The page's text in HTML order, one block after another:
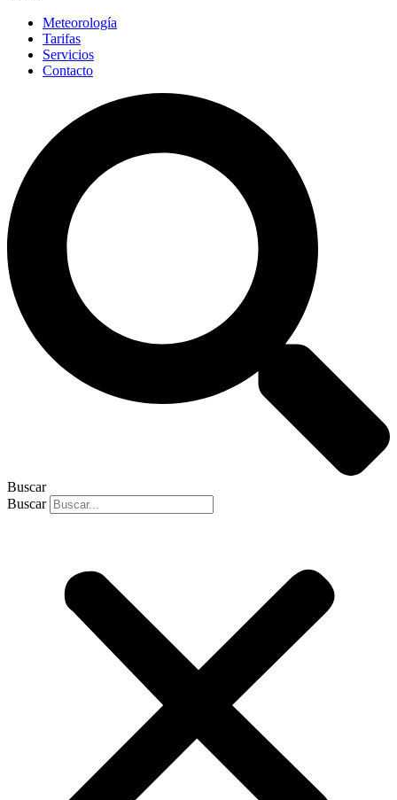
Meteorología
Tarifas
Servicios
Contacto
Buscar
Buscar